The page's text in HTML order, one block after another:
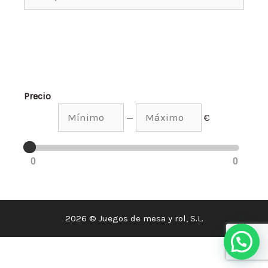
Precio
— €
0 0
2026 © Juegos de mesa y rol, S.L.